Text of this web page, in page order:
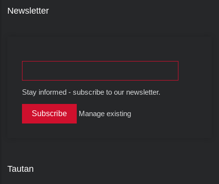
Newsletter
Stay informed - subscribe to our newsletter.
Manage existing
Tautan